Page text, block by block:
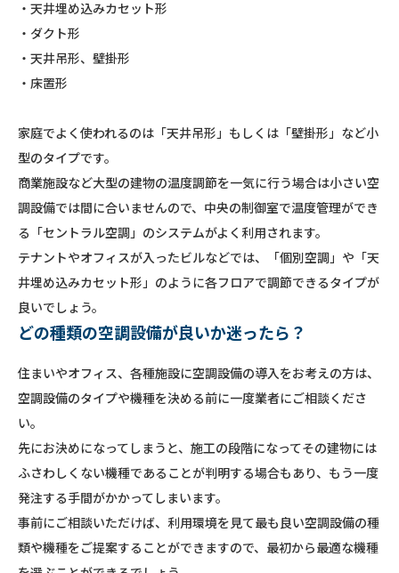
・天井埋め込みカセット形
・ダクト形
・天井吊形、壁掛形
・床置形
家庭でよく使われるのは「天井吊形」もしくは「壁掛形」など小
型のタイプです。
商業施設など大型の建物の温度調節を一気に行う場合は小さい空
調設備では間に合いませんので、中央の制御室で温度管理ができ
る「セントラル空調」のシステムがよく利用されます。
テナントやオフィスが入ったビルなどでは、「個別空調」や「天
井埋め込みカセット形」のように各フロアで調節できるタイプが
良いでしょう。
どの種類の空調設備が良いか迷ったら？
住まいやオフィス、各種施設に空調設備の導入をお考えの方は、
空調設備のタイプや機種を決める前に一度業者にご相談くださ
い。
先にお決めになってしまうと、施工の段階になってその建物には
ふさわしくない機種であることが判明する場合もあり、もう一度
発注する手間がかかってしまいます。
事前にご相談いただけば、利用環境を見て最も良い空調設備の種
類や機種をご提案することができますので、最初から最適な機種